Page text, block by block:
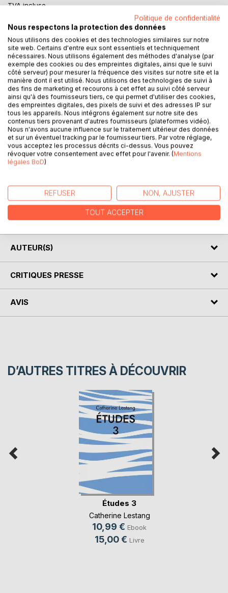
TVA incluse
Téléchargement disponible dès maintenant
AJOUTER AU PANIER
Ajouter à ma liste d'envies
Laisser un avis
DESCRIPTION
Billets du Blog "Porteuse d'eau" année 2016.
Réflexions sur la honte et la culpabilité.
Textes bibliques et Vie des personnages bibliques.
AUTEUR(S)
CRITIQUES PRESSE
AVIS
D’AUTRES TITRES À DÉCOUVRIR
Études 3
Catherine Lestang
10,99 € Ebook
15,00 € Livre
Politique de confidentialité
Nous respectons la protection des données
Nous utilisons des cookies et des technologies similaires sur notre
site web. Certains d'entre eux sont essentiels et techniquement
nécessaires. Nous utilisons également des méthodes d'analyse (par
exemple des cookies ou des empreintes digitales, ainsi que le suivi
côté serveur) pour mesurer la fréquence des visites sur notre site et la
manière dont il est utilisé. Nous utilisons des technologies de suivi à
des fins de marketing et recourons à cet effet au suivi côté serveur
ainsi qu'à des fournisseurs tiers, ce qui permet d'utiliser des cookies,
des empreintes digitales, des pixels de suivi et des adresses IP sur
tous les appareils. Nous intégrons également sur notre site des
contenus tiers provenant d'autres fournisseurs (plateformes vidéo).
Nous n'avons aucune influence sur le traitement ultérieur des données
et sur un éventuel tracking par le fournisseur tiers. Par votre réglage,
vous acceptez les processus décrits ci-dessus. Vous pouvez
révoquer votre consentement avec effet pour l'avenir. (Mentions
légales BoD)
REFUSER NON, AJUSTER
TOUT ACCEPTER